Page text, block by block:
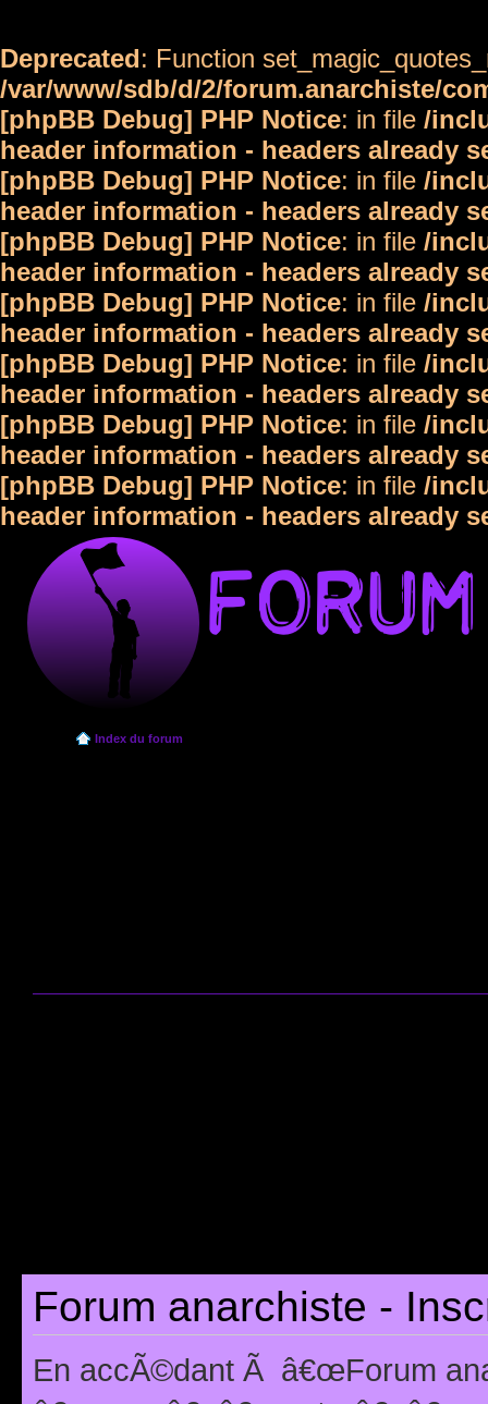
Deprecated: Function
/var/www/sdb/d/2/forum.anarchiste/
[phpBB Debug] PHP Notice: in file /
header information - headers already
[phpBB Debug] PHP Notice: in file /
header information - headers already
[phpBB Debug] PHP Notice: in file /
header information - headers already
[phpBB Debug] PHP Notice: in file /
header information - headers already
[phpBB Debug] PHP Notice: in file /
header information - headers already
[phpBB Debug] PHP Notice: in file /
header information - headers already
[phpBB Debug] PHP Notice: in file /
header information - headers already
Index du forum
Forum anarchiste -
En accÃ©dant Ã â€œForum